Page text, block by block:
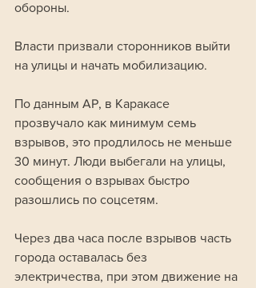
обороны.
Власти призвали сторонников выйти
на улицы и начать мобилизацию.
По данным AP, в Каракасе
прозвучало как минимум семь
взрывов, это продлилось не меньше
30 минут. Люди выбегали на улицы,
сообщения о взрывах быстро
разошлись по соцсетям.
Через два часа после взрывов часть
города оставалась без
электричества, при этом движение на